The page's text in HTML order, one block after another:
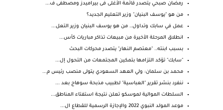
رمضان صبحي يتصدر قائمة الأغلى فى بيراميدز ومصطفى ف...
من هو "يوسف البنيان" وزير التعليم الجديد؟
عمل في سابك وتداول.. من هو يوسف البنيان وزير التعل...
انطلاق المرحلة الأخيرة من مبيعات تذاكر مباريات كأس...
بسبب ابنته.. "معتصم النهار" يتصدر محركات البحث
"سابك" تؤكد التزامها بتمكين المجتمعات من التحول إل...
محمد بن سلمان: ولي العهد السعودي يتولى منصب رئيس م...
ننفرد بنشر تقرير "العباسية" لطبيب مذبحة سوهاج بعد ...
السلطات الموالية لموسكو تعلن نتيجة استفتاء المناطق...
موعد المولد النبوي 2022 والإجازة الرسمية للقطاع ال...